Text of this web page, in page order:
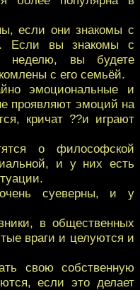
если они знакомы с
Если вы знакомы с
неделю, вы будете
с его семьёй.
эмоциональные и
проявляют эмоций на
кричат ??и играют
о философской
и у них есть
суеверны, и у
в общественных
враги и целуются и
свою собственную
если это делает